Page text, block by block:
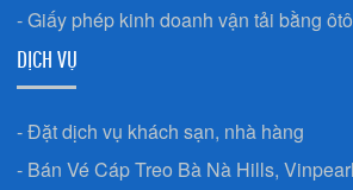
- Giấy phép kinh doanh vận tải bằng
DỊCH VỤ
- Đặt dịch vụ khách sạn, nhà hàng
- Bán Vé Cáp Treo Bà Nà Hills,